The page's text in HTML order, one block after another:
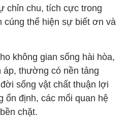
chỉn chu, tích cực trong
cúng thể hiện sự biết ơn và
không gian sống hài hòa,
thường có nền tảng
sống vật chất thuận lợi
ổn định, các mối quan hệ
chặt.